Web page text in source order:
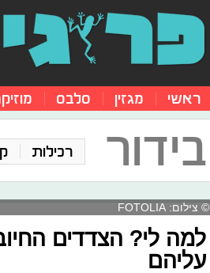
ראשי מגזין סלבס
בידור רכילות
© צילום: FOTOLIA
למה לי? הצדדים
עליהם